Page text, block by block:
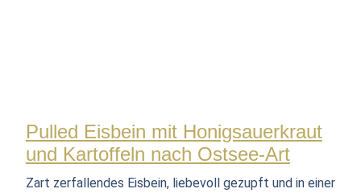
Pulled Eisbein mit Honigsauerkraut
und Kartoffeln nach Ostsee-Art
Zart zerfallendes Eisbein, liebevoll gezupft und in einer